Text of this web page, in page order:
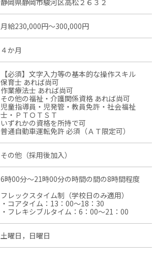
月給230,000円〜300,000円
４か月
【必須】文字入力等の基本的な操作スキル
保育士 あれば尚可
作業療法士 あれば尚可
その他の福祉・介護関係資格 あれば尚可
児童指導員・児発管・教員免許・社会福祉
士・ＰＴＯＴＳＴ
いずれかの資格を所持で可
普通自動車運転免許 必須（ＡＴ限定可）
その他（採用後加入）
6時00分〜21時00分の時間の間の8時間程度
フレックスタイム制（学校日のみ適用）
・コアタイム：13：00～18：30
・フレキシブルタイム：6：00～21：00
土曜日，日曜日